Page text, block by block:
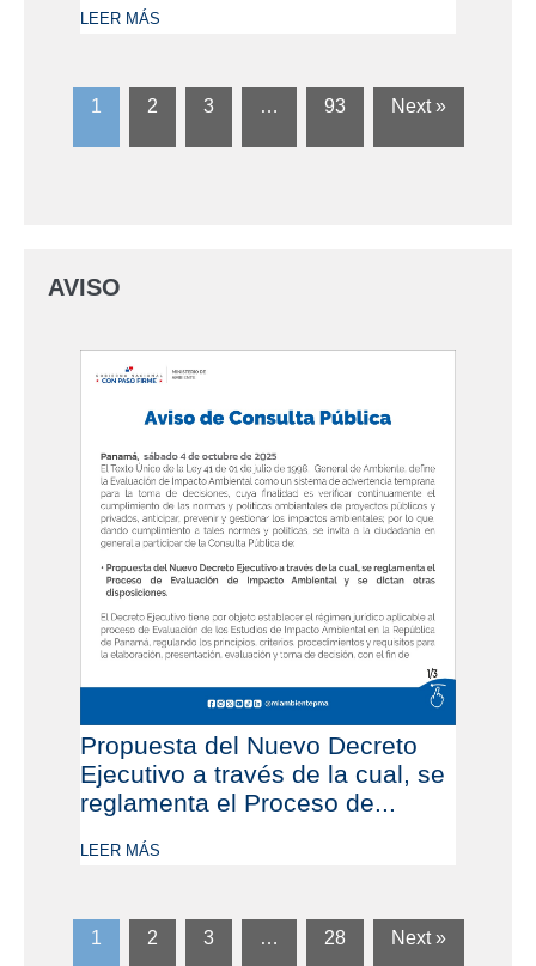
LEER MÁS
1 2 3 … 93 Next »
AVISO
Propuesta del Nuevo Decreto
Ejecutivo a través de la cual, se
reglamenta el Proceso de...
LEER MÁS
1 2 3 … 28 Next »